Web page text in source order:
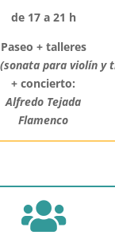
de 17 a 21 h
Paseo + talleres
para violín y
+ concierto:
Alfredo Tejada
Flamenco
